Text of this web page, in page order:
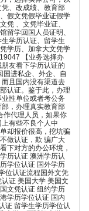
、改成绩、教育部
假文凭假毕业证假学
凭 、文凭毕业证、
留学回国人员证明、
学历认证、留学生
学历、加拿大文凭学
【业务选择办
友看下学历认证的
国进私企、外企、自
且国内没有渠道去
认证。鉴于此，办理
性单位或者考公务
，办理真实教育部
作代理人员，如果你
有些不良个人中
却报价很高，挖坑骗
做认证，欺 骗广大
下对方的办公环境，
历认证 澳洲学历认
学位认证 国外学历
位认证流程国外文凭
证 美国大学 美国文
文凭认证 纽约学历
学历学位认证 国内
证 留学生学历学位认